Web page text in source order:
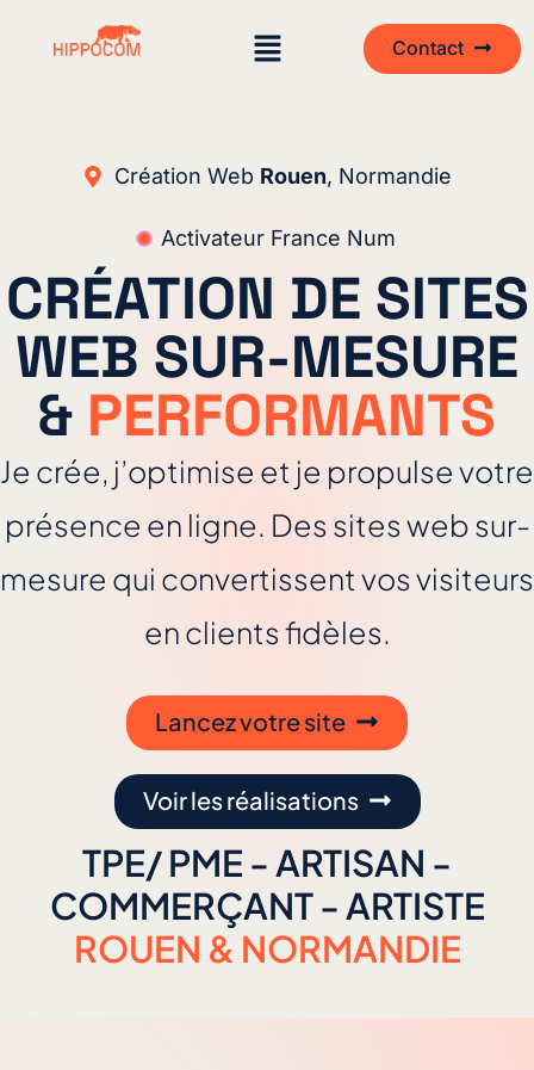
Contact
Création Web Rouen, Normandie
Activateur France Num
CRÉATION DE SITES
WEB SUR-MESURE
& PERFORMANTS
Je crée, j’optimise et je propulse votre
présence en ligne. Des sites web sur-
mesure qui convertissent vos visiteurs
en clients fidèles.
Lancez votre site
Voir les réalisations
TPE/ PME - ARTISAN -
COMMERÇANT - ARTISTE
ROUEN & NORMANDIE